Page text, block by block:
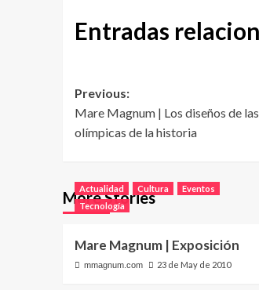
Entradas
Post
navigation
Previous:
Mare Magnum | Los diseños de
olímpicas de la historia
More Stories
Actualidad Cultura
Eventos
Tecnología
Mare Magnum | Exposición
mmagnum.com 23 de May de 2010